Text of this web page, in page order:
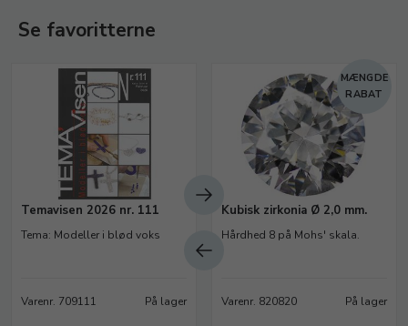
Se favoritterne
Temavisen 2026 nr. 111
Tema: Modeller i blød voks
Varenr. 709111 På lager
MÆNGDE
RABAT
Kubisk zirkonia Ø 2,0 mm.
Hårdhed 8 på Mohs' skala.
Varenr. 820820 På lager